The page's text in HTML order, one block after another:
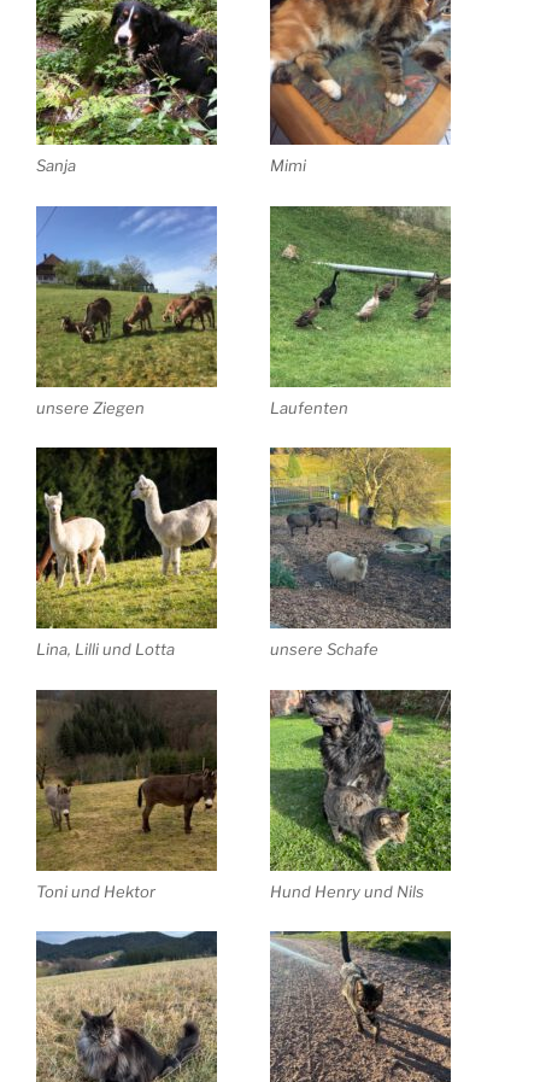
Sanja Mimi
unsere Ziegen Laufenten
Lina, Lilli und Lotta unsere Schafe
Toni und Hektor Hund Henry und Nils